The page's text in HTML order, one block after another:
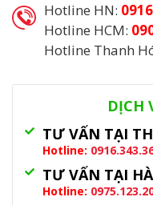
Hotline HN:
Hotline HCM:
Hotline Thanh
Danh mục:Đèn Năng
DỊCH
TƯ VẤN TẠI
Hotline:
TƯ VẤN TẠI
Hotline: